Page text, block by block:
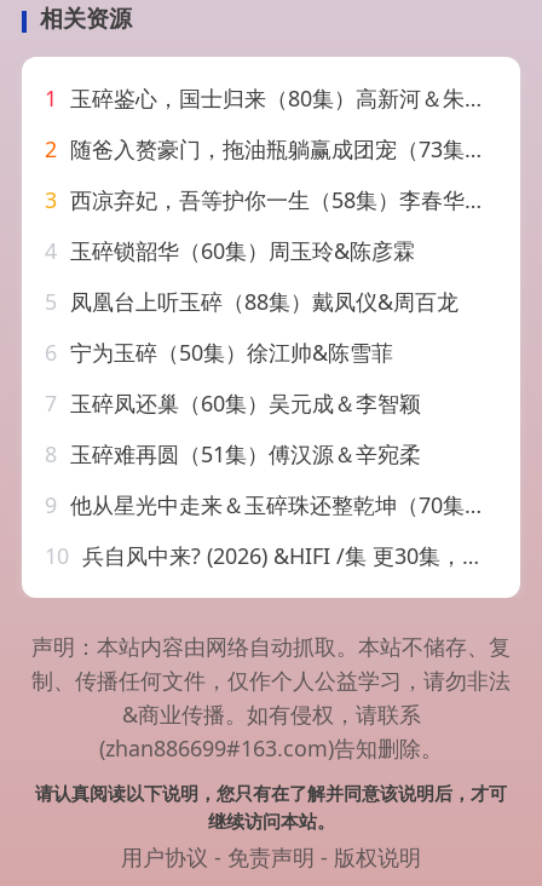
相关资源
1
玉碎鉴心，国士归来（80集）高新河＆朱语萱
2 随爸入赘豪门，拖油瓶躺赢成团宠（73集）李雅桐＆李春华
3 西凉弃妃，吾等护你一生（58集）李春华＆柳颖
4 玉碎锁韶华（60集）周玉玲&陈彦霖
5 凤凰台上听玉碎（88集）戴凤仪&周百龙
6 宁为玉碎（50集）徐江帅&陈雪菲
7 玉碎凤还巢（60集）吴元成＆李智颖
8 玉碎难再圆（51集）傅汉源＆辛宛柔
9 他从星光中走来＆玉碎珠还整乾坤（70集）仵浩瑄
10 兵自风中来? (2026) &HIFI /集 更30集，欧豪/蓝盈莹
声明：本站内容由网络自动抓取。本站不储存、复
制、传播任何文件，仅作个人公益学习，请勿非法
&商业传播。如有侵权，请联系
(zhan886699#163.com)告知删除。
请认真阅读以下说明，您只有在了解并同意该说明后，才可
继续访问本站。
用户协议 - 免责声明 - 版权说明